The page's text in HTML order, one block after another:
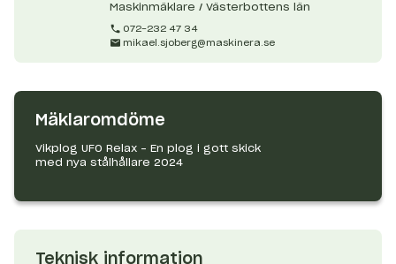
Maskinmäklare / Västerbottens län
072-232 47 34
mikael.sjoberg@maskinera.se
Mäklaromdöme
Vikplog UFO Relax - En plog i gott skick
med nya stålhållare 2024
Teknisk information